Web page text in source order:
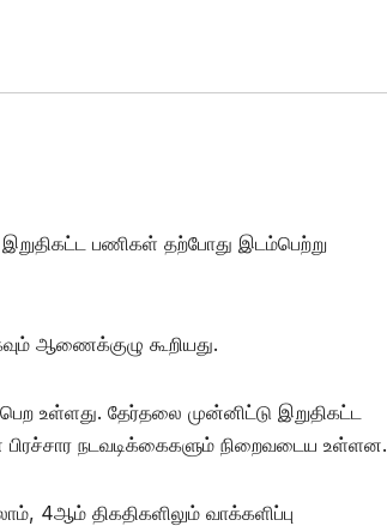
இறுதிகட்ட பணிகள் தற்போது இடம்பெற்று
ஆணைக்குழு கூறியது.
உள்ளது. தேர்தலை முன்னிட்டு இறுதிகட்ட
பிரச்சார நடவடிக்கைகளும் நிறைவடைய உள்ளன.
4ஆம் திகதிகளிலும் வாக்களிப்பு